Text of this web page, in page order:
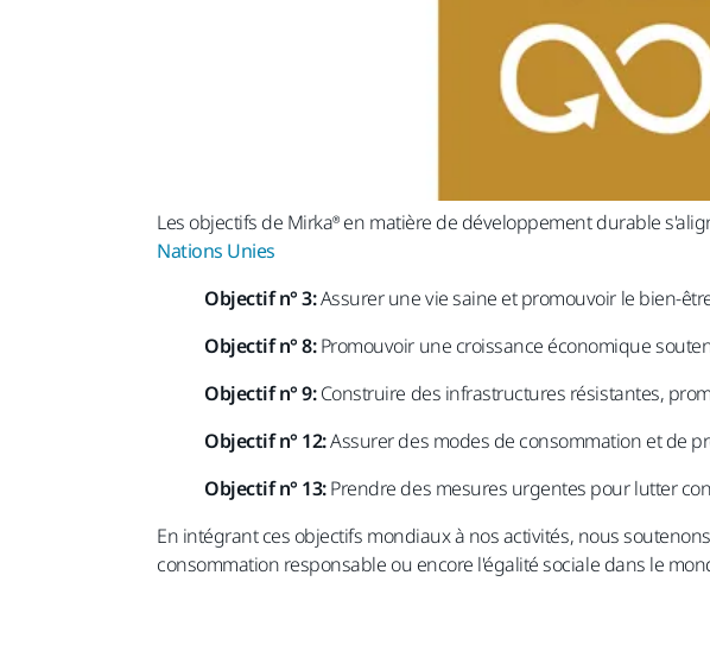
Les objectifs de Mirka® en matière de développement durable
Nations Unies
Objectif n° 3:Assurer une vie saine et promouvoir le bien-
Objectif n° 8:Promouvoir une croissance économique
Objectif n° 9:Construire des infrastructures résistantes,
Objectif n° 12:Assurer des modes de consommation et de
Objectif n° 13:Prendre des mesures urgentes pour lutter
En intégrant ces objectifs mondiaux à nos activités, nous
consommation responsable ou encore l'égalité sociale dans le